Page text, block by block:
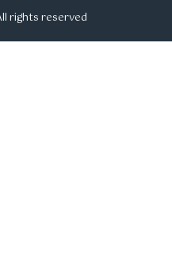
rights reserved